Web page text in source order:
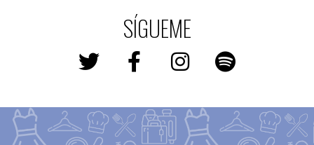
SÍGUEME